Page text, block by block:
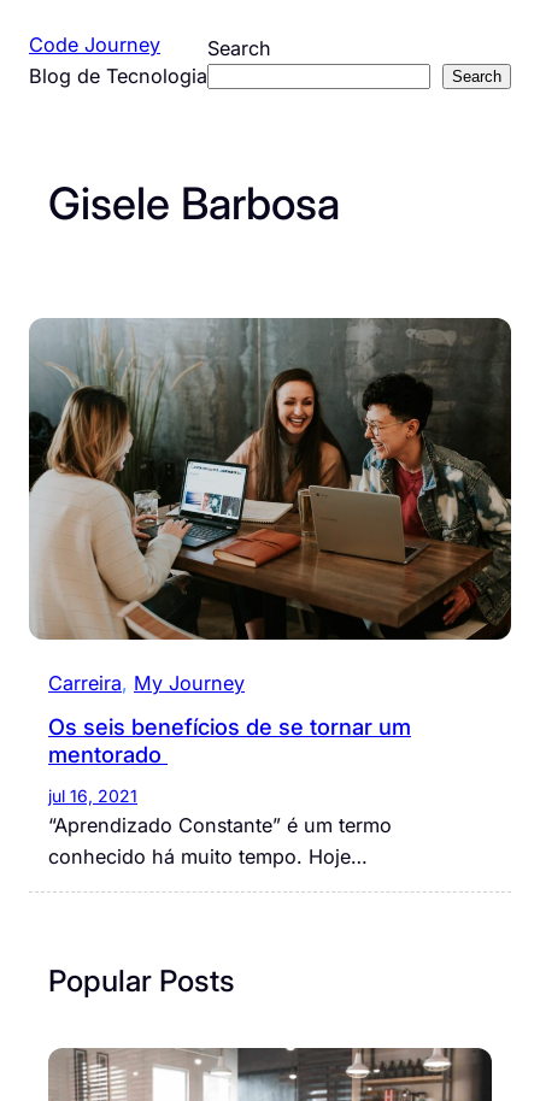
para
Code Journey
Blog de Tecnologia
Search
Search
Gisele Barbosa
Carreira, My Journey
Os seis benefícios de se tornar um
mentorado
jul 16, 2021
“Aprendizado Constante” é um termo
conhecido há muito tempo. Hoje…
Popular Posts